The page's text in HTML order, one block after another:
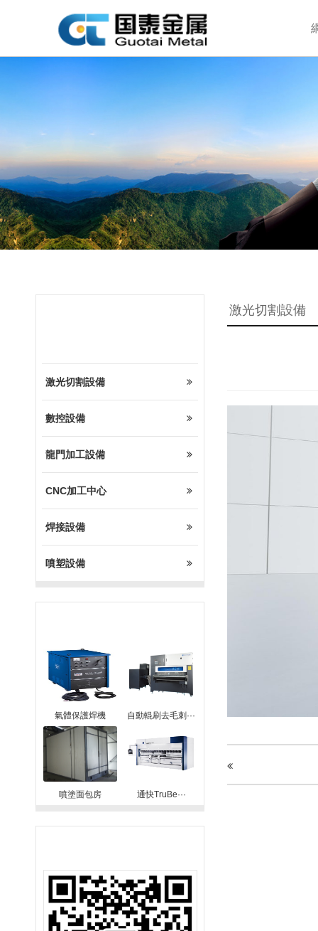
激光切割設備
數控設備
龍門加工設備
CNC加工中心
焊接設備
噴塑設備
氣體保護焊機 自動輥刷去毛刺···
噴塗面包房 通快TruBe···
激光切割設備